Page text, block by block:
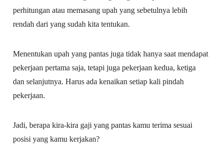
perhitungan atau memasang upah yang sebetulnya lebih
rendah dari yang sudah kita tentukan.
Menentukan upah yang pantas juga tidak hanya saat mendapat
pekerjaan pertama saja, tetapi juga pekerjaan kedua, ketiga
dan selanjutnya. Harus ada kenaikan setiap kali pindah
pekerjaan.
Jadi, berapa kira-kira gaji yang pantas kamu terima sesuai
posisi yang kamu kerjakan?